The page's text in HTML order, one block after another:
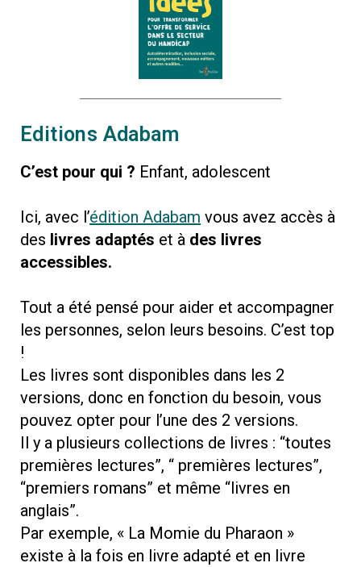
Editions Adabam
C’est pour qui ? Enfant, adolescent
Ici, avec l’édition Adabam vous avez accès à
des livres adaptés et à des livres
accessibles.
Tout a été pensé pour aider et accompagner
les personnes, selon leurs besoins. C’est top
!
Les livres sont disponibles dans les 2
versions, donc en fonction du besoin, vous
pouvez opter pour l’une des 2 versions.
Il y a plusieurs collections de livres : “toutes
premières lectures”, “ premières lectures”,
“premiers romans” et même “livres en
anglais”.
Par exemple, « La Momie du Pharaon »
existe à la fois en livre adapté et en livre